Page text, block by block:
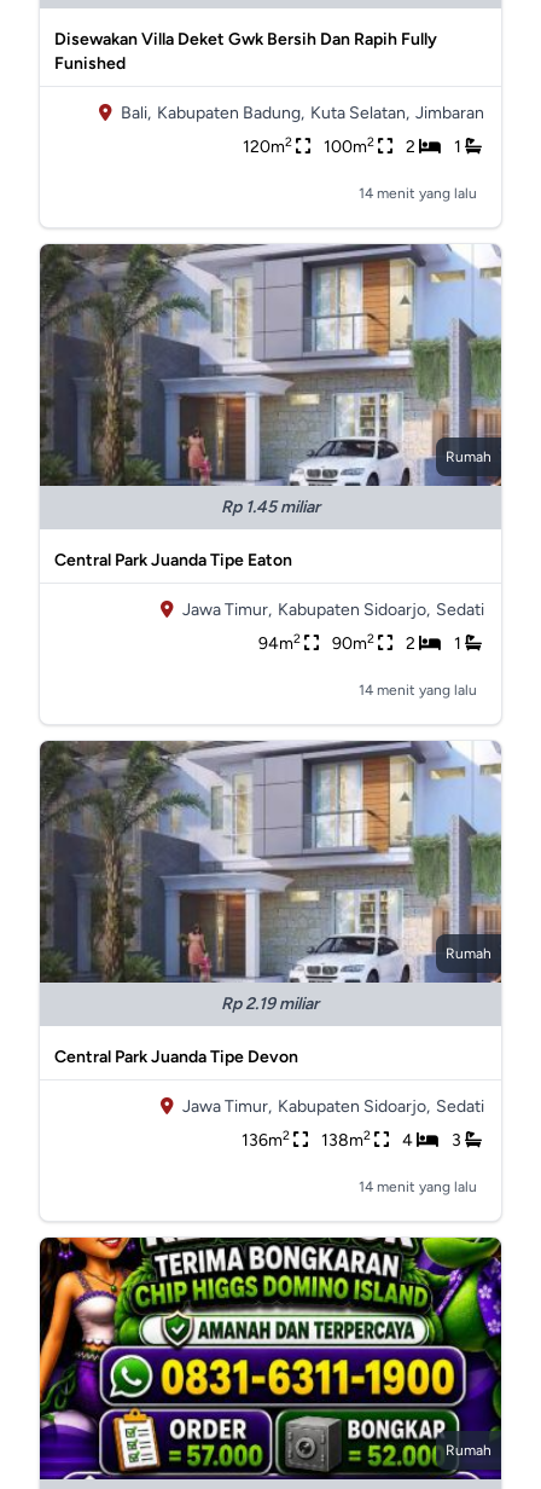
Disewakan Villa Deket Gwk Bersih Dan Rapih Fully
Funished
Bali, Kabupaten Badung, Kuta Selatan, Jimbaran
120m2 100m2 2 1
14 menit yang lalu
Rumah
Rp 1.45 miliar
Central Park Juanda Tipe Eaton
Jawa Timur, Kabupaten Sidoarjo, Sedati
94m2 90m2 2 1
14 menit yang lalu
Rumah
Rp 2.19 miliar
Central Park Juanda Tipe Devon
Jawa Timur, Kabupaten Sidoarjo, Sedati
136m2 138m2 4 3
14 menit yang lalu
Rumah